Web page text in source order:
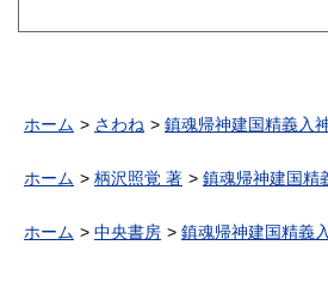
ホーム さわね 鎮魂帰神建国精義入
ホーム 柄沢照覚 著 鎮魂帰神建国精
ホーム 中央書房 鎮魂帰神建国精義